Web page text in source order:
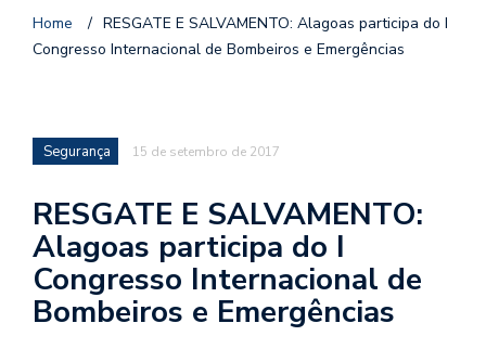
Home / RESGATE E SALVAMENTO: Alagoas participa do I
Congresso Internacional de Bombeiros e Emergências
Segurança 15 de setembro de 2017
RESGATE E SALVAMENTO:
Alagoas participa do I
Congresso Internacional de
Bombeiros e Emergências